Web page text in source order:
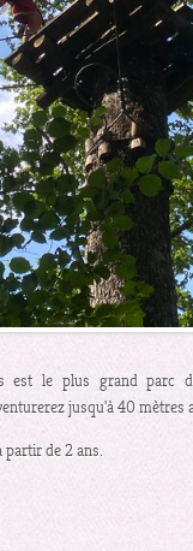
est le plus grand parc
jusqu'à 40 mètres
partir de 2 ans.